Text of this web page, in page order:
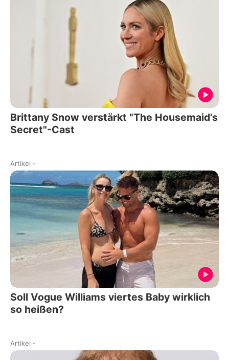
Brittany Snow verstärkt "The Housemaid's
Secret"-Cast
Artikel -
Soll Vogue Williams viertes Baby wirklich
so heißen?
Artikel -